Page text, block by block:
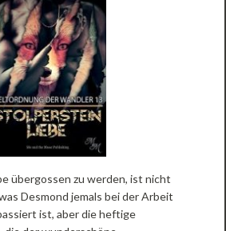
übergossen zu werden, ist nicht
Desmond jemals bei der Arbeit
ist, aber die heftige